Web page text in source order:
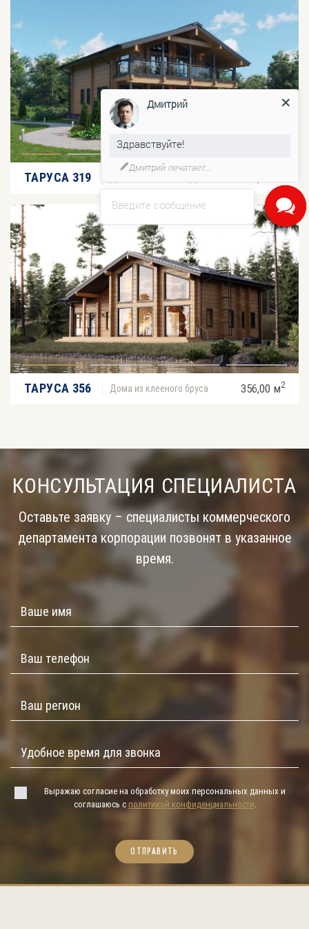
ТАРУСА 319
ТАРУСА 356 Дома из клееного бруса 356,00 м2
КОНСУЛЬТАЦИЯ СПЕЦИАЛИСТА
Оставьте заявку – специалисты коммерческого
департамента корпорации позвонят в указанное
время.
Выражаю согласие на обработку моих персональных данных и
соглашаюсь с политикой конфиденциальности
ОТПРАВИТЬ
Введите сообщение
Дмитрий
Здравствуйте!
Дмитрийпечатает...